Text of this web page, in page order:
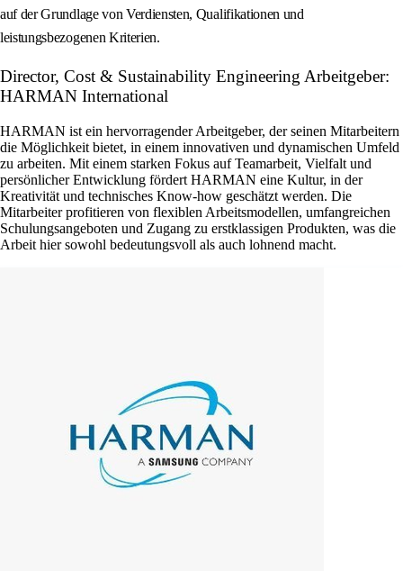
auf der Grundlage von Verdiensten, Qualifikationen und
leistungsbezogenen Kriterien.
Director, Cost & Sustainability Engineering Arbeitgeber:
HARMAN International
HARMAN ist ein hervorragender Arbeitgeber, der seinen Mitarbeitern
die Möglichkeit bietet, in einem innovativen und dynamischen Umfeld
zu arbeiten. Mit einem starken Fokus auf Teamarbeit, Vielfalt und
persönlicher Entwicklung fördert HARMAN eine Kultur, in der
Kreativität und technisches Know-how geschätzt werden. Die
Mitarbeiter profitieren von flexiblen Arbeitsmodellen, umfangreichen
Schulungsangeboten und Zugang zu erstklassigen Produkten, was die
Arbeit hier sowohl bedeutungsvoll als auch lohnend macht.